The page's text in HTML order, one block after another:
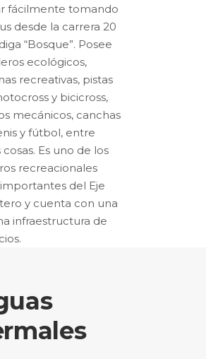
fácilmente tomando
desde la carrera 20
“Bosque”. Posee
ecológicos,
recreativas, pistas
y bicicross,
mecánicos, canchas
y fútbol, entre
cosas. Es uno de los
recreacionales
del Eje
y cuenta con una
infraestructura de
.